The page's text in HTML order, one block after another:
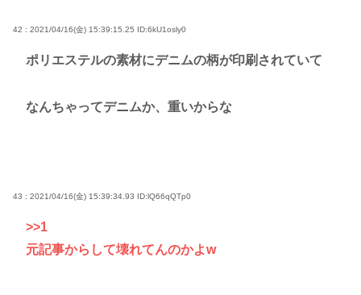
42 : 2021/04/16(金) 15:39:15.25 ID:6kU1osly0
ポリエステルの素材にデニムの柄が印刷されていて
なんちゃってデニムか、重いからな
43 : 2021/04/16(金) 15:39:34.93 ID:lQ66qQTp0
>>1
元記事からして壊れてんのかよw